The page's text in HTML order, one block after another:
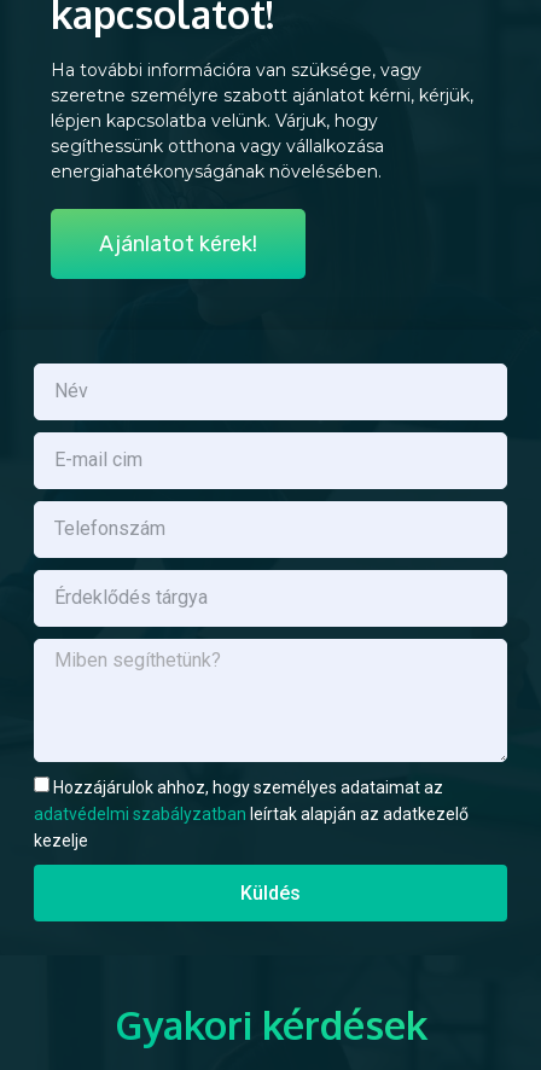
kapcsolatot!
Ha további információra van szüksége, vagy
szeretne személyre szabott ajánlatot kérni, kérjük,
lépjen kapcsolatba velünk. Várjuk, hogy
segíthessünk otthona vagy vállalkozása
energiahatékonyságának növelésében.
Ajánlatot kérek!
Hozzájárulok ahhoz, hogy személyes adataimat az
adatvédelmi szabályzatban leírtak alapján az adatkezelő
kezelje
Küldés
Gyakori kérdések